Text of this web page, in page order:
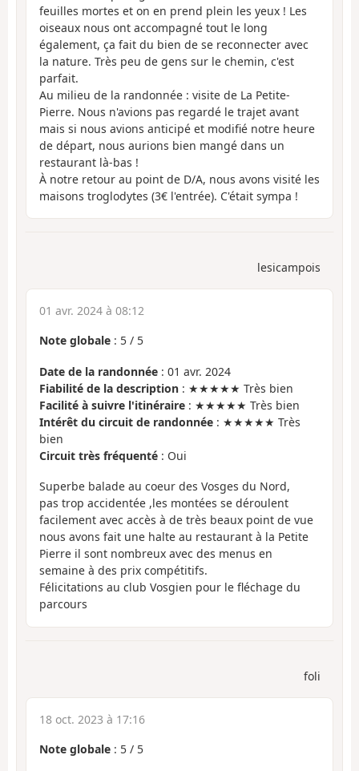
feuilles mortes et on en prend plein les yeux ! Les
oiseaux nous ont accompagné tout le long
également, ça fait du bien de se reconnecter avec
la nature. Très peu de gens sur le chemin, c'est
parfait.
Au milieu de la randonnée : visite de La Petite-
Pierre. Nous n'avions pas regardé le trajet avant
mais si nous avions anticipé et modifié notre heure
de départ, nous aurions bien mangé dans un
restaurant là-bas !
À notre retour au point de D/A, nous avons visité les
maisons troglodytes (3€ l'entrée). C'était sympa !
lesicampois
01 avr. 2024 à 08:12
Note globale : 5 / 5
Date de la randonnée : 01 avr. 2024
Fiabilité de la description : ★★★★★ Très bien
Facilité à suivre l'itinéraire : ★★★★★ Très bien
Intérêt du circuit de randonnée : ★★★★★ Très
bien
Circuit très fréquenté : Oui
Superbe balade au coeur des Vosges du Nord,
pas trop accidentée ,les montées se déroulent
facilement avec accès à de très beaux point de vue
nous avons fait une halte au restaurant à la Petite
Pierre il sont nombreux avec des menus en
semaine à des prix compétitifs.
Félicitations au club Vosgien pour le fléchage du
parcours
foli
18 oct. 2023 à 17:16
Note globale : 5 / 5